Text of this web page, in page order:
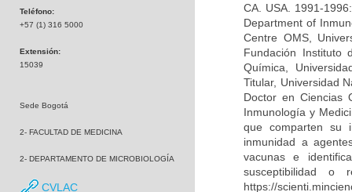
Teléfono:
+57 (1) 316 5000
Extensión:
15039
Sede Bogotá
2- FACULTAD DE MEDICINA
2- DEPARTAMENTO DE MICROBIOLOGÍA
CVLAC
CA. USA. 1991-
Department of
Centre OMS,
Fundación Instituto
Química,
Titular, Universidad
Doctor en Ciencias
Inmunología y
que comparten su
inmunidad a
vacunas e
susceptibilidad o
https://